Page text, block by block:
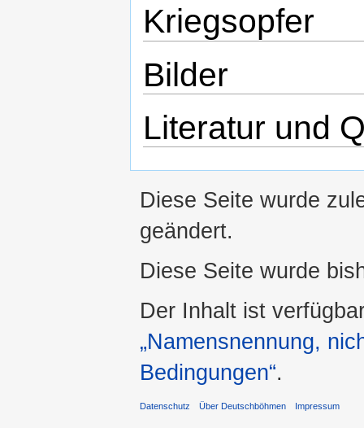
Kriegsopfer
Bilder
Literatur und
Diese Seite wurde
geändert.
Diese Seite wurde
Der Inhalt ist
„Namensnennung,
Bedingungen“.
Datenschutz Über Deutschböhmen Impressum